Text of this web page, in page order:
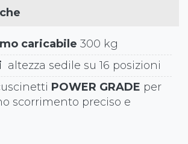
caricabile 300 kg
altezza sedile su 16 posizioni
POWER GRADE per
scorrimento preciso e